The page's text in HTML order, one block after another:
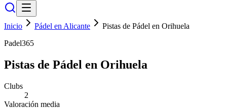
Inicio Pádel en Alicante
Pistas de Pádel en Orihuela
Padel365
Pistas de Pádel en Orihuela
Clubs
2
Valoración media